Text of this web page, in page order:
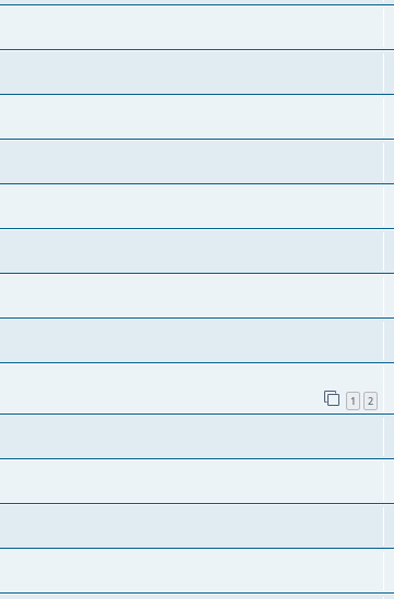
1 2